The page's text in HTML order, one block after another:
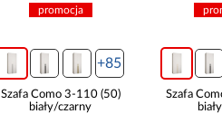
promocja
+85
Szafa Como 3-110 (50)
biały/czarny
Szafa